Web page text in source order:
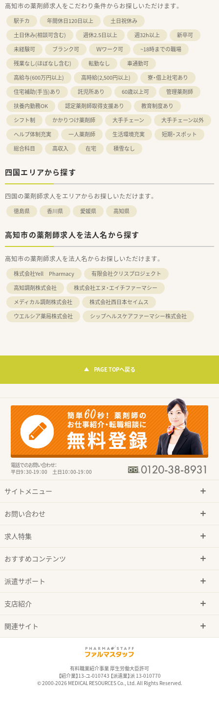
高知市の薬剤師求人をこだわり条件からお探しいただけます。
駅チカ 年間休日120日以上
土日祝休み
土日休み(相談可含む)
週休2.5日以上 週32h以上
新卒可
未経験可
ブランク可 Ｗワーク可
~18時までの職場
残業なし(ほぼなし含む)
転勤なし
車通勤可
高給与(600万円以上)
高時給(2,500円以上)
寮・借上社宅あり
住宅補助(手当)あり
託児所あり 60歳以上可
管理薬剤師
扶養内勤務OK
認定薬剤師取得支援あり
教育制度あり
シフト制
かかりつけ薬剤師 大手チェーン
大手チェーン以外
ヘルプ体制充実
一人薬剤師 生活環境充実
短期・スポット
総合科目
高収入 在宅 積雪なし
四国エリアから探す
四国の薬剤師求人をエリアからお探しいただけます。
徳島県 香川県 愛媛県 高知県
高知市の薬剤師求人を法人名から探す
高知市の薬剤師求人を法人名からお探しいただけます。
株式会社Yell Pharmacy
有限会社クリスプロジェクト
高知調剤株式会社
株式会社エヌ・エイチファーマシー
メディカル調剤株式会社
株式会社西日本セイムス
ウエルシア薬局株式会社
シップヘルスケアファーマシー株式会社
PAGE TOPへ戻る
電話でのお問い合わせ：
平日9：30-19：00 土日10：00-19：00
サイトメニュー
お問い合わせ
求人特集
おすすめコンテンツ
派遣サポート
支店紹介
関連サイト
有料職業紹介事業 厚生労働大臣許可
【紹介業】13-ユ-010743 【派遣業】派 13-010770
© 2000-2026 MEDICAL RESOURCES Co., Ltd. All Rights Reserved.